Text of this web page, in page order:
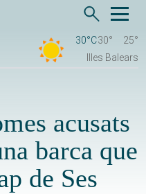
30°C30°
25°
Illes Balears
acusats
barca que
de Ses